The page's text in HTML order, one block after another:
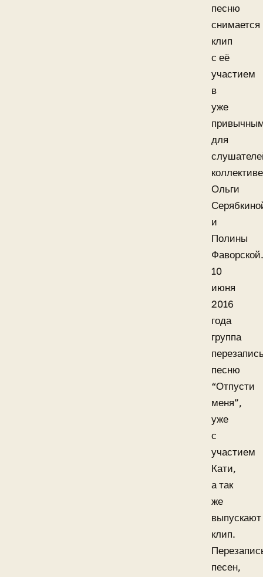
песню
снимается
клип
с её
участием
в
уже
для
коллективе
Ольги
и
Полины
Фаворской.
10
июня
2016
года
группа
песню
“Отпусти
меня”,
уже
с
участием
Кати,
а так
же
выпускают
клип.
песен,